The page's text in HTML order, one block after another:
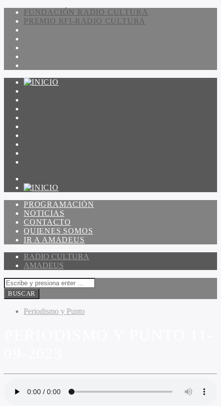
FUNDACIÓN RADIO CULTURA
PREMIO RFI-RADIO CULTURA
PROGRAMACIÓN
NOTICIAS
CONTACTO
QUIENES SOMOS
IR A AMADEUS
RADIO CULTURA
AMADEUS
Periodismo y Punto